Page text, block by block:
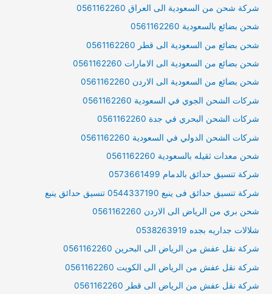
شركة شحن من السعودية الى العراق 0561162260
شحن بضائع بالسعودية 0561162260
شحن بضائع من السعودية الى قطر 0561162260
شحن بضائع من السعودية الى الامارات 0561162260
شحن بضائع من السعودية الى الاردن 0561162260
شركات الشحن الجوي في السعودية 0561162260
شركات الشحن البحري في جدة 0561162260
شركات الشحن الدولي في السعودية 0561162260
شحن معدات ثقيله بالسعودية 0561162260
شركة تنسيق حدائق بالدمام 0573661499
شركة تنسيق حدائق فى ينبع 0544337190 تنسيق حدائق ينبع
شحن بري من الرياض الى الاردن 0561162260
شلالات جداريه بجده 0538263919
شركة نقل عفش من الرياض الى البحرين 0561162260
شركة نقل عفش من الرياض الى الكويت 0561162260
شركة نقل عفش من الرياض الى قطر 0561162260